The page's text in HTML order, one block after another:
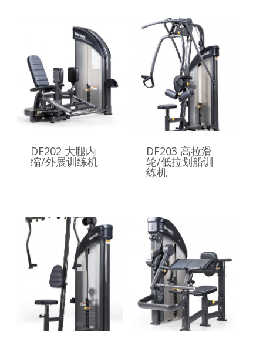
DF202 大腿内
缩/外展训练机
DF203 高拉滑
轮/低拉划船训
练机